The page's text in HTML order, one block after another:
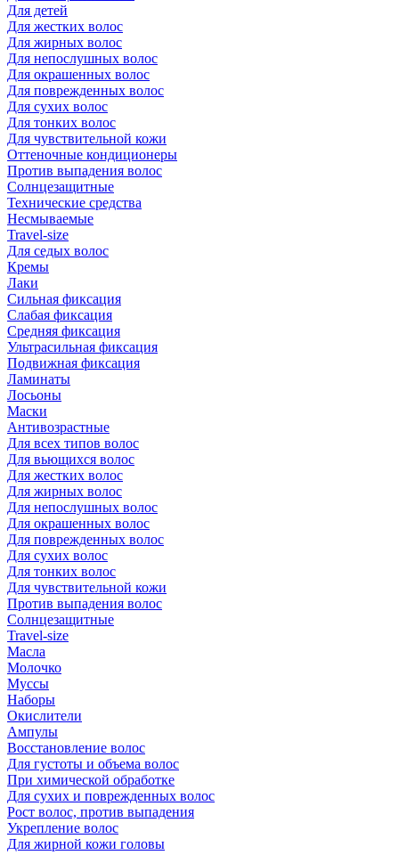
Для детей
Для жестких волос
Для жирных волос
Для непослушных волос
Для окрашенных волос
Для поврежденных волос
Для сухих волос
Для тонких волос
Для чувствительной кожи
Оттеночные кондиционеры
Против выпадения волос
Солнцезащитные
Технические средства
Несмываемые
Travel-size
Для седых волос
Кремы
Лаки
Сильная фиксация
Слабая фиксация
Средняя фиксация
Ультрасильная фиксация
Подвижная фиксация
Ламинаты
Лосьоны
Маски
Антивозрастные
Для всех типов волос
Для вьющихся волос
Для жестких волос
Для жирных волос
Для непослушных волос
Для окрашенных волос
Для поврежденных волос
Для сухих волос
Для тонких волос
Для чувствительной кожи
Против выпадения волос
Солнцезащитные
Travel-size
Масла
Молочко
Муссы
Наборы
Окислители
Ампулы
Восстановление волос
Для густоты и объема волос
При химической обработке
Для сухих и поврежденных волос
Рост волос, против выпадения
Укрепление волос
Для жирной кожи головы